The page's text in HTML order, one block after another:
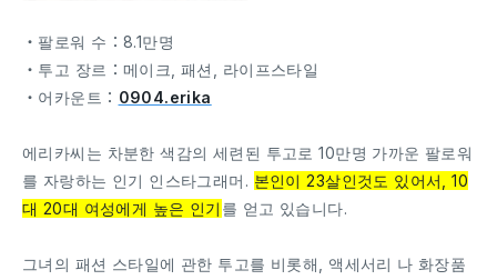
・팔로워 수：8.1만명
・투고 장르：메이크, 패션, 라이프스타일
・어카운트： 0904.erika
에리카씨는 차분한 색감의 세련된 투고로 10만명 가까운 팔로워
를 자랑하는 인기 인스타그래머. 본인이 23살인것도 있어서, 10
대 20대 여성에게 높은 인기 를 얻고 있습니다.
그녀의 패션 스타일에 관한 투고를 비롯해, 액세서리 나 화장품